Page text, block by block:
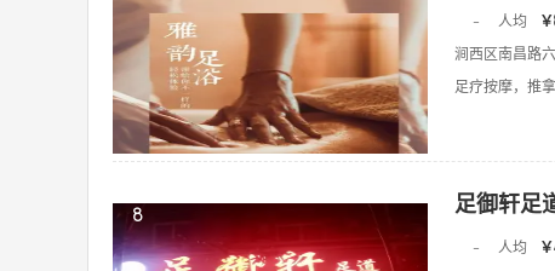
- 人均
涧西区南昌路
足疗按摩，推
8 足御轩足
- 人均